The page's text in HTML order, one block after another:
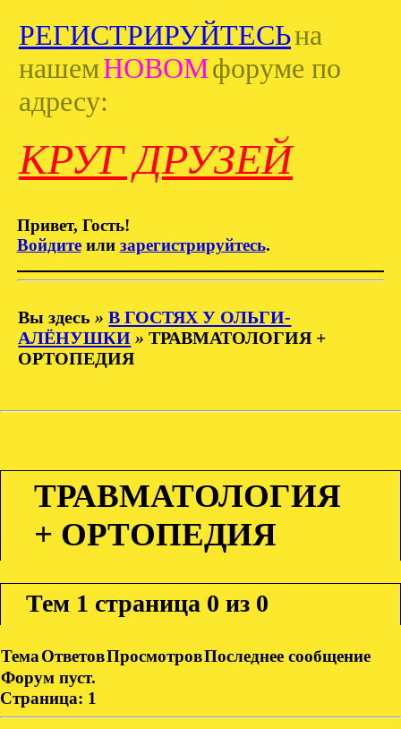
РЕГИСТРИРУЙТЕСЬна
нашемНОВОМфоруме по
адресу:
КРУГ ДРУЗЕЙ
Привет, Гость!
Войдитеили зарегистрируйтесь.
Вы здесь »В ГОСТЯХ У ОЛЬГИ-
АЛЁНУШКИ »ТРАВМАТОЛОГИЯ +
ОРТОПЕДИЯ
ТРАВМАТОЛОГИЯ
+ ОРТОПЕДИЯ
Тем 1 страница 0 из 0
ТемаОтветовПросмотровПоследнее сообщение
Форум пуст.
Страница: 1